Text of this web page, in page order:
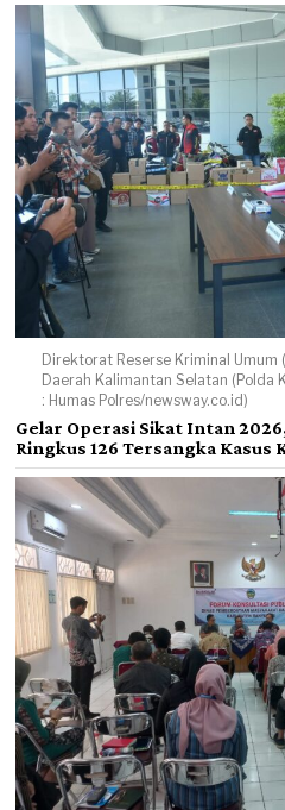
Direktorat Reserse Kriminal Umum
Daerah Kalimantan Selatan (Polda
: Humas Polres/newsway.co.id)
Gelar Operasi Sikat Intan
Ringkus 126 Tersangka Kasus